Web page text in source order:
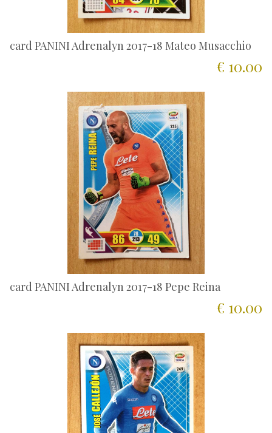
card PANINI Adrenalyn 2017-18 Mateo Musacchio
€ 10.00
card PANINI Adrenalyn 2017-18 Pepe Reina
€ 10.00